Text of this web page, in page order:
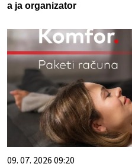
a ja organizator
09. 07. 2026 09:20